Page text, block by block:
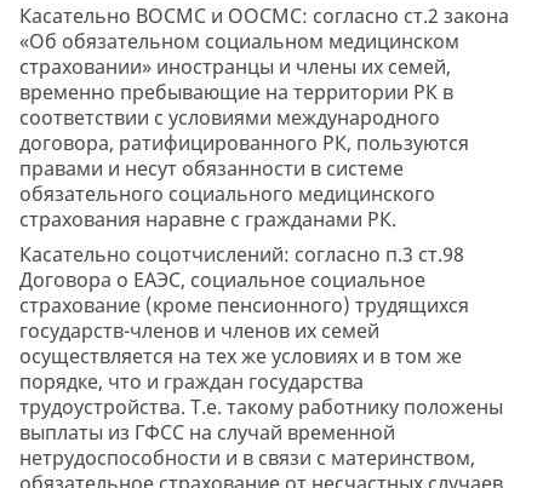
Касательно ВОСМС и ООСМС: согласно ст.2 закона
«Об обязательном социальном медицинском
страховании» иностранцы и члены их семей,
временно пребывающие на территории РК в
соответствии с условиями международного
договора, ратифицированного РК, пользуются
правами и несут обязанности в системе
обязательного социального медицинского
страхования наравне с гражданами РК.
Касательно соцотчислений: согласно п.3 ст.98
Договора о ЕАЭС, социальное социальное
страхование (кроме пенсионного) трудящихся
государств-членов и членов их семей
осуществляется на тех же условиях и в том же
порядке, что и граждан государства
трудоустройства. Т.е. такому работнику положены
выплаты из ГФСС на случай временной
нетрудоспособности и в связи с материнством,